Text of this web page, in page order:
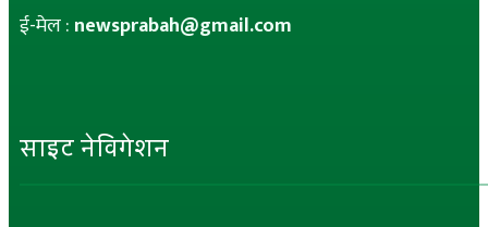
ई-मेल : newsprabah@gmail.com
साइट नेविगेशन